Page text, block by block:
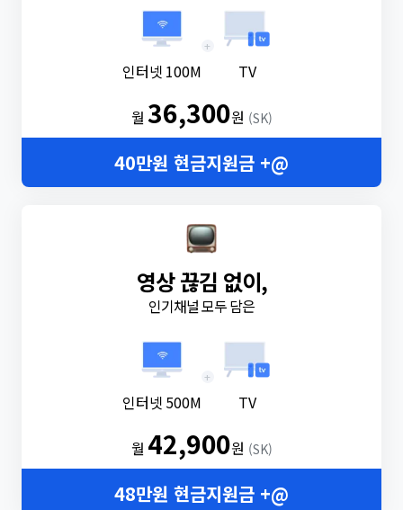
인터넷 100M
+
TV
월36,300원 (SK)
40만원 현금지원금 +@
영상 끊김 없이,
인기채널 모두 담은
인터넷 500M
+
TV
월 42,900원 (SK)
48만원 현금지원금 +@